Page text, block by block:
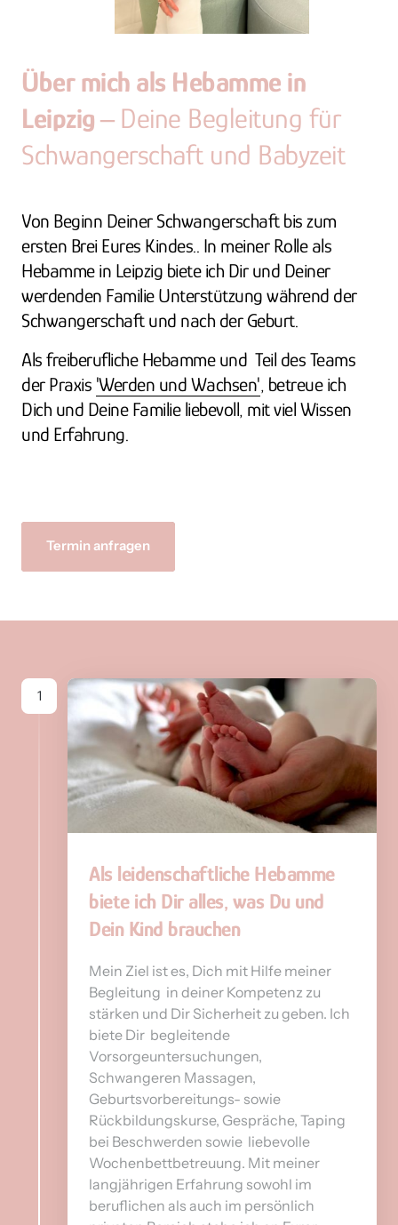
Über mich als Hebamme
Leipzig ‒ Deine Begleitung
für
Schwangerschaft und Babyzeit
Von Beginn Deiner Schwangerschaft bis zum
ersten Brei Eures Kindes.. In meiner Rolle als
Hebamme in Leipzig biete ich Dir und Deiner
werdenden Familie Unterstützung während der
Schwangerschaft und nach der Geburt.
Als freiberufliche Hebamme und  Teil des Teams
der Praxis 'Werden und Wachsen', betreue ich
Dich und Deine Familie liebevoll, mit viel Wissen
und Erfahrung.
Termin anfragen
1
Als leidenschaftliche
Hebamme
biete ich Dir alles, was Du
Dein Kind brauchen
Mein Ziel ist es, Dich mit Hilfe meiner
Begleitung  in deiner Kompetenz zu
stärken und Dir Sicherheit zu geben. Ich
biete Dir  begleitende
Vorsorgeuntersuchungen,
Schwangeren Massagen,
Geburtsvorbereitungs- sowie
Rückbildungskurse, Gespräche, Taping
bei Beschwerden sowie  liebevolle
Wochenbettbetreuung. Mit meiner
langjährigen Erfahrung sowohl im
beruflichen als auch im persönlich